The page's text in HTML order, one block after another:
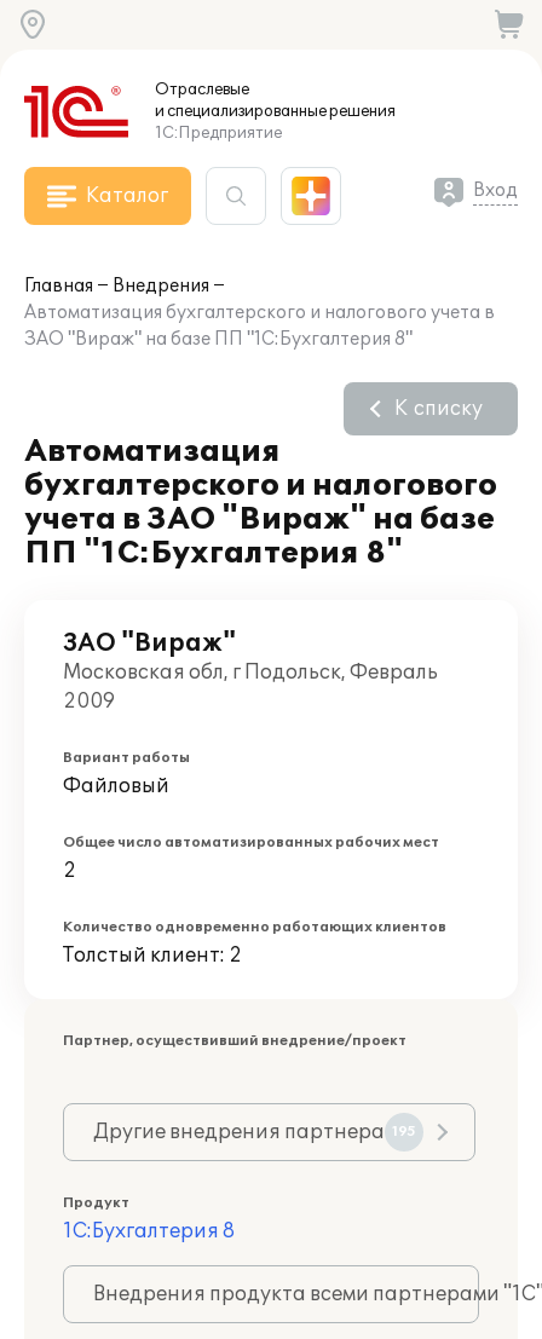
Отраслевые
и специализированныерешения
1С:Предприятие
Каталог Вход
Главная
Внедрения
Автоматизация бухгалтерского и налогового учета в
ЗАО "Вираж" на базе ПП "1С:Бухгалтерия 8"
Автоматизация
бухгалтерского и налогового
учета в ЗАО "Вираж" на базе
ПП "1С:Бухгалтерия 8"
К списку
ЗАО "Вираж"
Московская обл, г Подольск, Февраль
2009
Вариант работы
Файловый
Общее число автоматизированных рабочих мест
2
Количество одновременно работающих клиентов
Толстый клиент: 2
Партнер, осуществивший внедрение/проект
Другие внедрения партнера 195
Продукт
1С:Бухгалтерия 8
Внедрения продукта всеми партнерами